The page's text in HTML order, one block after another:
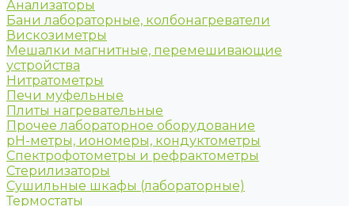
Анализаторы
Бани лабораторные, колбонагреватели
Вискозиметры
Мешалки магнитные, перемешивающие
устройства
Нитратометры
Печи муфельные
Плиты нагревательные
Прочее лабораторное оборудование
рН-метры, иономеры, кондуктометры
Спектрофотометры и рефрактометры
Стерилизаторы
Сушильные шкафы (лабораторные)
Термостаты